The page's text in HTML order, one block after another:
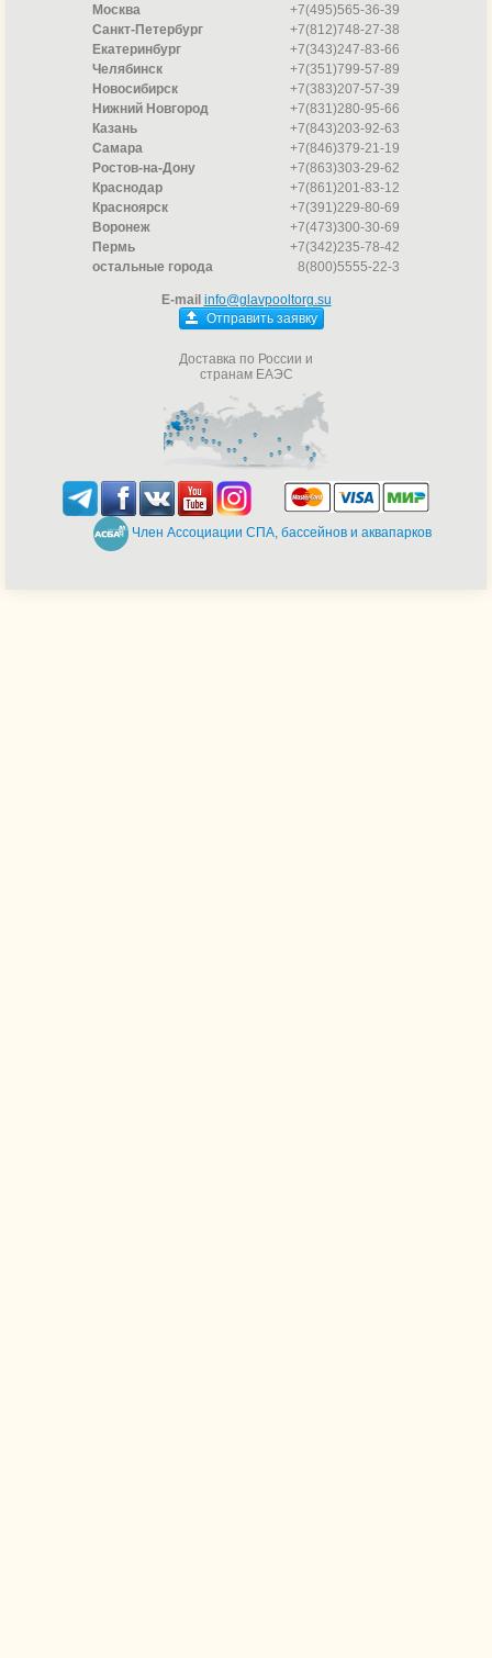
Москва
+7(495)565-36-39
Санкт-Петербург
+7(812)748-27-38
Екатеринбург
+7(343)247-83-66
Челябинск
+7(351)799-57-89
Новосибирск
+7(383)207-57-39
Нижний Новгород
+7(831)280-95-66
Казань
+7(843)203-92-63
Самара
+7(846)379-21-19
Ростов-на-Дону
+7(863)303-29-62
Краснодар
+7(861)201-83-12
Красноярск
+7(391)229-80-69
Воронеж
+7(473)300-30-69
Пермь
+7(342)235-78-42
остальные города
8(800)5555-22-3
E-mail info@glavpooltorg.su
Отправить заявку
Доставка по России и
странам ЕАЭС
Член Ассоциации СПА, бассейнов и аквапарков